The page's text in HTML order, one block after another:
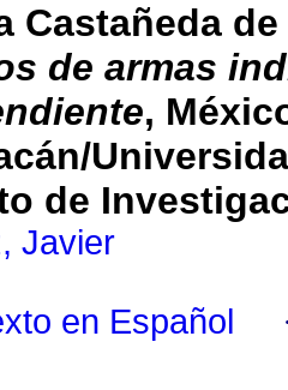
Castañeda
de armas
,
de
Javier
en Español